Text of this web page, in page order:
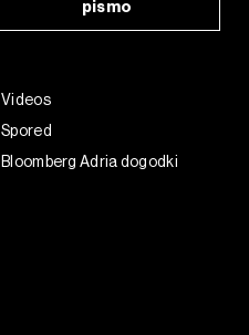
pismo
Videos
Spored
Bloomberg Adria dogodki